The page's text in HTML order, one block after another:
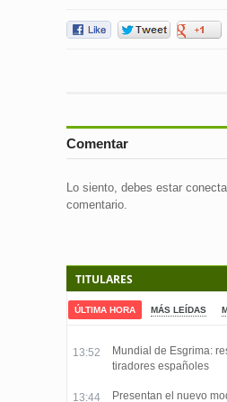
Comentar
Lo siento, debes estar
comentario.
TITULARES
ÚLTIMA HORA MÁS LEÍDAS
13:52
Mundial de Esgrima:
tiradores españoles
13:44
Presentan el nuevo